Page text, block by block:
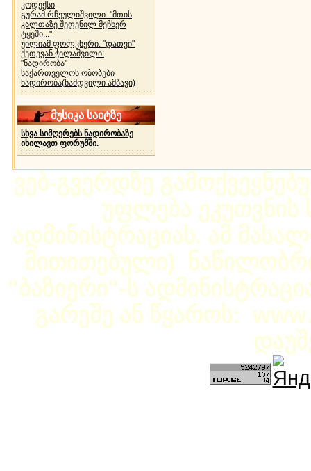
კოდექსი
გურამ რჩეულიშვილი: "მთის
კალთაზე შეფენილ მეჩხერ
ტყეში..."
უილიამ ფოლკნერი: "დათვი"
ქეთევან ჭილაშვილი:
"ნადირობა"
საქართველოს ობობები
ნადირობა(ნამდვილი ამბავი)
მუსიკა საიტზე
სხვა სიმღერებს ნადირობაზე
იხილავთ ფორუმში.
ვებ-გვერდზე
უფლება ეკუთვნის
ადმინისტრაციას. ამ
მითითებული)
"ბაზიერი"-ს
გარეშე ან წყაროს: